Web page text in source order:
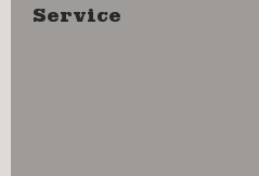
Service